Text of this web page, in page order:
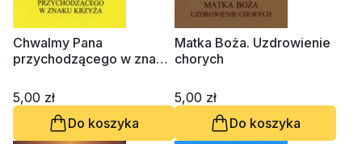
Chwalmy Pana
przychodzącego w znaku
5,00 zł
Do koszyka
Matka Boża. Uzdrowienie
chorych
5,00 zł
Do koszyka